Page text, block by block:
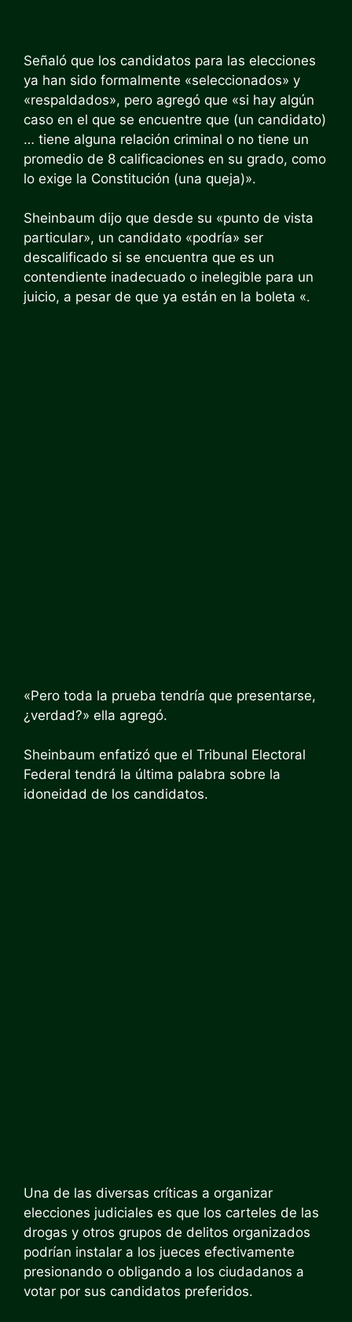
Señaló que los candidatos para las elecciones
ya han sido formalmente «seleccionados» y
«respaldados», pero agregó que «si hay algún
caso en el que se encuentre que (un candidato)
… tiene alguna relación criminal o no tiene un
promedio de 8 calificaciones en su grado, como
lo exige la Constitución (una queja)».
Sheinbaum dijo que desde su «punto de vista
particular», un candidato «podría» ser
descalificado si se encuentra que es un
contendiente inadecuado o inelegible para un
juicio, a pesar de que ya están en la boleta «.
«Pero toda la prueba tendría que presentarse,
¿verdad?» ella agregó.
Sheinbaum enfatizó que el Tribunal Electoral
Federal tendrá la última palabra sobre la
idoneidad de los candidatos.
Una de las diversas críticas a organizar
elecciones judiciales es que los carteles de las
drogas y otros grupos de delitos organizados
podrían instalar a los jueces efectivamente
presionando o obligando a los ciudadanos a
votar por sus candidatos preferidos.